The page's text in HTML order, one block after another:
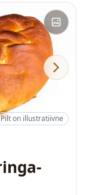
Pilt on illustratiivne